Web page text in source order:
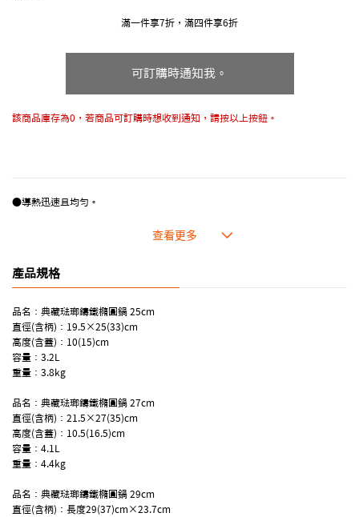
滿一件享7折，滿四件享6折
可訂購時通知我。
該商品庫存為0，若商品可訂購時想收到通知，請按以上按鈕。
●導熱迅速且均勻。
●琺瑯容易清潔，色澤外型美觀亮麗。
產品規格
品名：典藏琺瑯鑄鐵橢圓鍋 25cm
直徑(含柄)：19.5×25(33)cm
高度(含蓋)：10(15)cm
容量：3.2L
重量：3.8kg
品名：典藏琺瑯鑄鐵橢圓鍋 27cm
直徑(含柄)：21.5×27(35)cm
高度(含蓋)：10.5(16.5)cm
容量：4.1L
重量：4.4kg
品名：典藏琺瑯鑄鐵橢圓鍋 29cm
直徑(含柄)：長度29(37)cm×23.7cm